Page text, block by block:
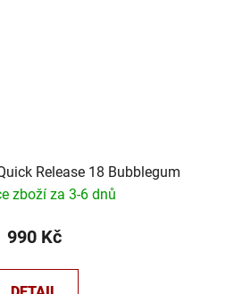
Release 18 Bubblegum
zboží za 3-6 dnů
990 Kč